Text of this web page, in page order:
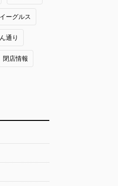
ーグルス
通り
閉店情報